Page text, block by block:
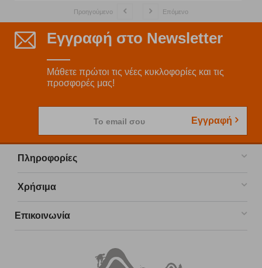
Προηγούμενο Επόμενο
Εγγραφή στο Newsletter
Μάθετε πρώτοι τις νέες κυκλοφορίες και τις
προσφορές μας!
Το email σου Εγγραφή
Πληροφορίες
Χρήσιμα
Επικοινωνία